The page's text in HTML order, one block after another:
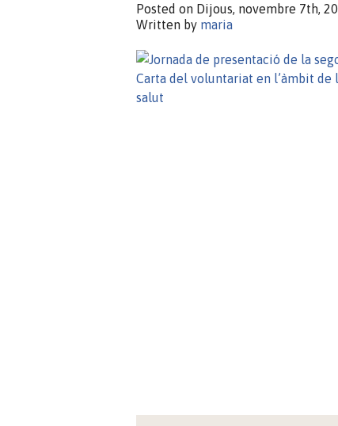
Posted on Dijous, novembre 7th,
Written by maria